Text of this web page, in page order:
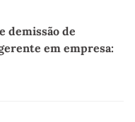
demissão de
em empresa: